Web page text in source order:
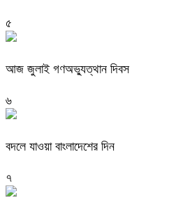
৫
আজ জুলাই গণঅভ্যুত্থান দিবস
৬
বদলে যাওয়া বাংলাদেশের দিন
৭